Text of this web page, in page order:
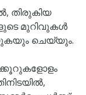
തിരുകിയ
മുറിവുകൾ
ചെയ്യും.